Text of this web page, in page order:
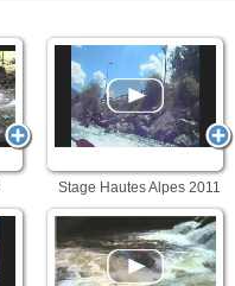
Stage Hautes Alpes 2011